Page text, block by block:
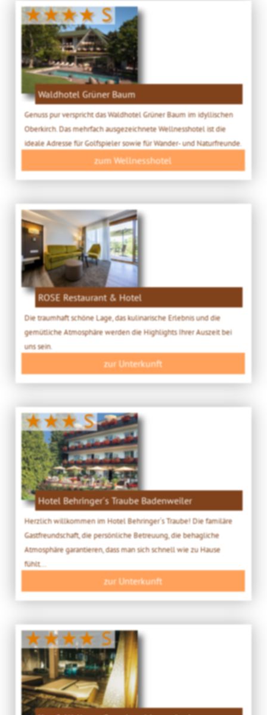
★★★★ S
Waldhotel Grüner Baum
Genuss pur verspricht das Waldhotel Grüner Baum im idyllischen
Oberkirch. Das mehrfach ausgezeichnete Wellnesshotel ist die
ideale Adresse für Golfspieler sowie für Wander- und Naturfreunde.
zum Wellnesshotel
ROSE Restaurant & Hotel
Die traumhaft schöne Lage, das kulinarische Erlebnis und die
gemütliche Atmosphäre werden die Highlights Ihrer Auszeit bei
uns sein.
zur Unterkunft
★★★ S
Hotel Behringer´s Traube Badenweiler
Herzlich willkommen im Hotel Behringer´s Traube! Die familäre
Gastfreundschaft, die persönliche Betreuung, die behagliche
Atmosphäre garantieren, dass man sich schnell wie zu Hause
fühlt...
zur Unterkunft
★★★★ S